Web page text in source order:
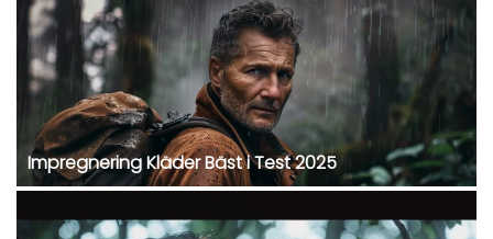
Impregnering Kläder Bäst i Test 2025